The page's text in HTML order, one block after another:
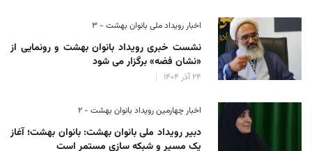
اخبار رویداد ملی بانوان بهشت - ۳
نشست خبری رویداد بانوان بهشت و رونمایی از
«نشان فضه» برگزار می شود
۲۴ آذر ۱۴۰۴
اخبار چهارمین رویداد بانوان بهشت - ۲
دبیر رویداد ملی بانوان بهشت: بانوان بهشت؛ آغاز
یک مسیر و شبکه سازی مستمر است